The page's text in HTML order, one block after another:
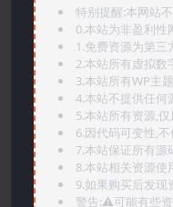
特别提醒:本网站
0.本站为非盈利
1.免费资源为第
2.本站所有虚拟数
3.本站所有WP主
4.本站不提供任何
5.本站所有资源,
6.因代码可变性,
7.本站保证所有源
8.本站相关资源使
9.如果购买后发现
警告:⚠️可能有些